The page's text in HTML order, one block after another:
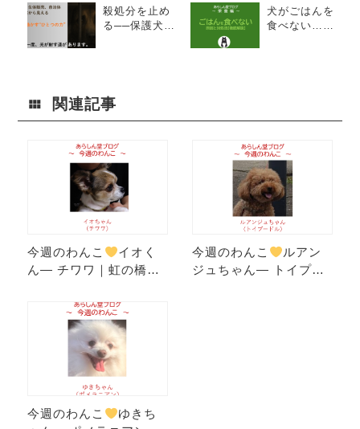
殺処分を止め
る──保護犬、
とつの力”
犬がごはんを
食べない…原
関連記事
今週のわんこ
イオく
ん― チワワ｜虹の橋を
ナちゃんの絆
今週のわんこ
ルアン
ジュちゃん― トイプー
今週のわんこ
ゆきち